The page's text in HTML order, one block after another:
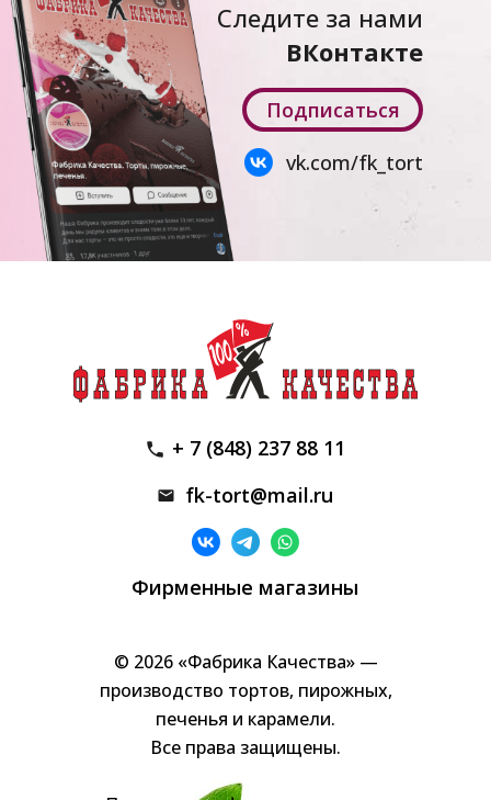
vk.com/fk_tort
Следите за нами
ВКонтакте
Подписаться
+ 7 (848) 237 88 11
Фирменные магазины
fk-tort@mail.ru
© 2026 «Фабрика Качества» —
производство тортов, пирожных,
печенья и карамели.
Все права защищены.